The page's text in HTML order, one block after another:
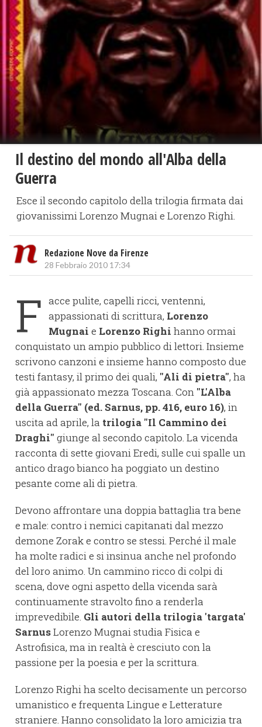
Il destino del mondo all'Alba della
Guerra
Esce il secondo capitolo della trilogia firmata dai
giovanissimi Lorenzo Mugnai e Lorenzo Righi.
Redazione Nove da Firenze
28 Febbraio 2010 17:34
F acce pulite, capelli ricci, ventenni,
appassionati di scrittura, Lorenzo
Mugnai e Lorenzo Righi hanno ormai
conquistato un ampio pubblico di lettori. Insieme
scrivono canzoni e insieme hanno composto due
testi fantasy, il primo dei quali, "Ali di pietra", ha
già appassionato mezza Toscana. Con "L'Alba
della Guerra" (ed. Sarnus, pp. 416, euro 16), in
uscita ad aprile, la trilogia "Il Cammino dei
Draghi" giunge al secondo capitolo. La vicenda
racconta di sette giovani Eredi, sulle cui spalle un
antico drago bianco ha poggiato un destino
pesante come ali di pietra.
Devono affrontare una doppia battaglia tra bene
e male: contro i nemici capitanati dal mezzo
demone Zorak e contro se stessi. Perché il male
ha molte radici e si insinua anche nel profondo
del loro animo. Un cammino ricco di colpi di
scena, dove ogni aspetto della vicenda sarà
continuamente stravolto fino a renderla
imprevedibile. Gli autori della trilogia 'targata'
SarnusLorenzo Mugnai studia Fisica e
Astrofisica, ma in realtà è cresciuto con la
passione per la poesia e per la scrittura.
Lorenzo Righi ha scelto decisamente un percorso
umanistico e frequenta Lingue e Letterature
straniere. Hanno consolidato la loro amicizia tra